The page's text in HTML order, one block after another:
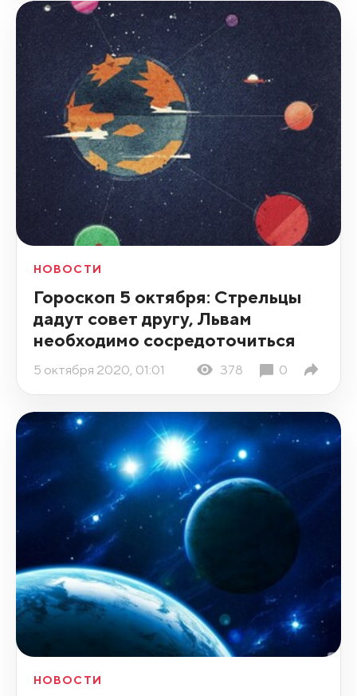
НОВОСТИ
Гороскоп 5 октября: Стрельцы
дадут совет другу, Львам
необходимо сосредоточиться
5 октября 2020, 01:01 378 0
НОВОСТИ